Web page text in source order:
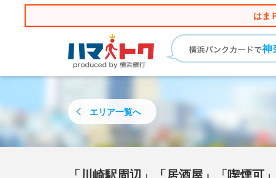
はま
エリア一覧へ
「川崎駅周辺」「居酒屋」「喫煙可